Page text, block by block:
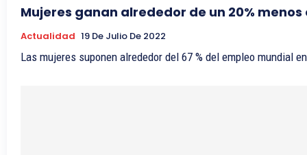
Mujeres ganan alrededor de un 20%
Actualidad 19 De Julio De 2022
Las mujeres suponen alrededor del 67 % del empleo mundial